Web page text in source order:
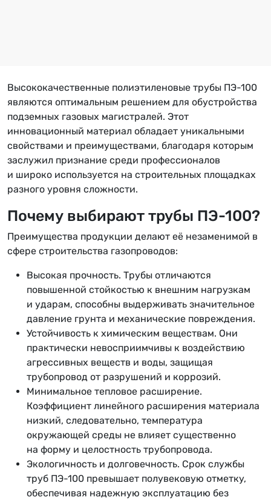
Высококачественные полиэтиленовые трубы ПЭ-100
являются оптимальным решением для обустройства
подземных газовых магистралей. Этот
инновационный материал обладает уникальными
свойствами и преимуществами, благодаря которым
заслужил признание среди профессионалов
и широко используется на строительных площадках
разного уровня сложности.
Почему выбирают трубы ПЭ-100?
Преимущества продукции делают её незаменимой в
сфере строительства газопроводов:
Высокая прочность. Трубы отличаются
повышенной стойкостью к внешним нагрузкам
и ударам, способны выдерживать значительное
давление грунта и механические повреждения.
Устойчивость к химическим веществам. Они
практически невосприимчивы к воздействию
агрессивных веществ и воды, защищая
трубопровод от разрушений и коррозий.
Минимальное тепловое расширение.
Коэффициент линейного расширения материала
низкий, следовательно, температура
окружающей среды не влияет существенно
на форму и целостность трубопровода.
Экологичность и долговечность. Срок службы
труб ПЭ-100 превышает полувековую отметку,
обеспечивая надежную эксплуатацию без